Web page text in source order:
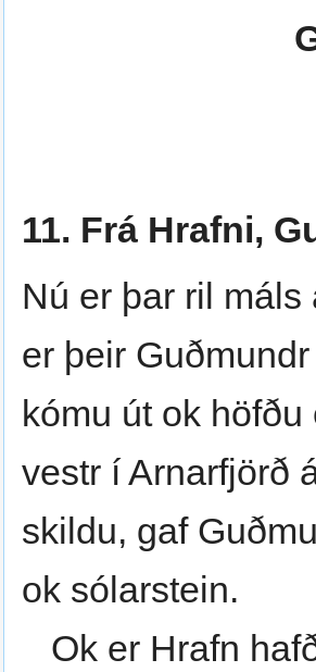
11. Frá Hrafni,
Nú er þar ril máls
er þeir
kómu út ok
vestr í Arnarfjörð
skildu, gaf
ok sólarstein.
Ok er Hrafn